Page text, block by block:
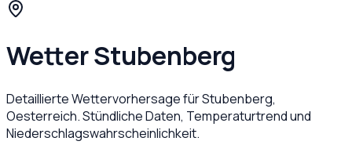
WetterStubenberg
Detaillierte Wettervorhersage fürStubenberg,
Oesterreich. Stündliche Daten, Temperaturtrend und
Niederschlagswahrscheinlichkeit.